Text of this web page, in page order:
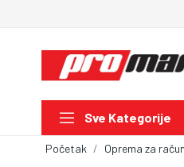
Sve Kategorije
Početak Oprema za